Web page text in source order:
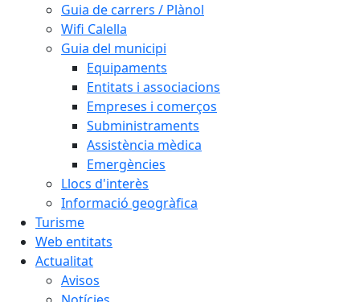
Guia de carrers / Plànol
Wifi Calella
Guia del municipi
Equipaments
Entitats i associacions
Empreses i comerços
Subministraments
Assistència mèdica
Emergències
Llocs d'interès
Informació geogràfica
Turisme
Web entitats
Actualitat
Avisos